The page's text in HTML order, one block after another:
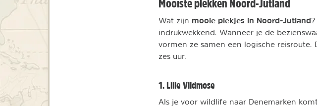
Mooiste plekken Noord-Jutland
Wat zijn mooie plekjes in Noord-Jutland?
indrukwekkend. Wanneer je de
vormen ze samen een logische
zes uur.
1. Lille Vildmose
Als je voor wildlife naar Denemarken